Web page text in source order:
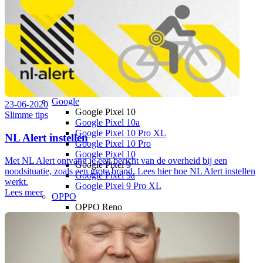
Motorola Moto G17 Power
Motorola Edge
Motorola Edge 70 Pro
Motorola Edge 70 Fusion
Motorola Edge 70
Motorola Edge 60 Pro
Overige
Motorola Razr 60 Ultra
Google
Google Pixel 10
Google Pixel 10a
Google Pixel 10 Pro XL
Google Pixel 10 Pro
Google Pixel 10
Google Pixel 9
Google Pixel 9a
Google Pixel 9 Pro XL
OPPO
OPPO Reno
OPPO Reno16 Pro 5G
OPPO Reno16 F 5G
OPPO Reno16 5G
OPPO Reno15 Pro 5G
OPPO Reno15 5G
23-06-2020
Slimme tips
NL Alert instellen
Met NL Alert ontvang je een bericht van de overheid bij een
noodsituatie, zoals een grote brand. Lees hier hoe NL Alert instellen
werkt.
Lees meer